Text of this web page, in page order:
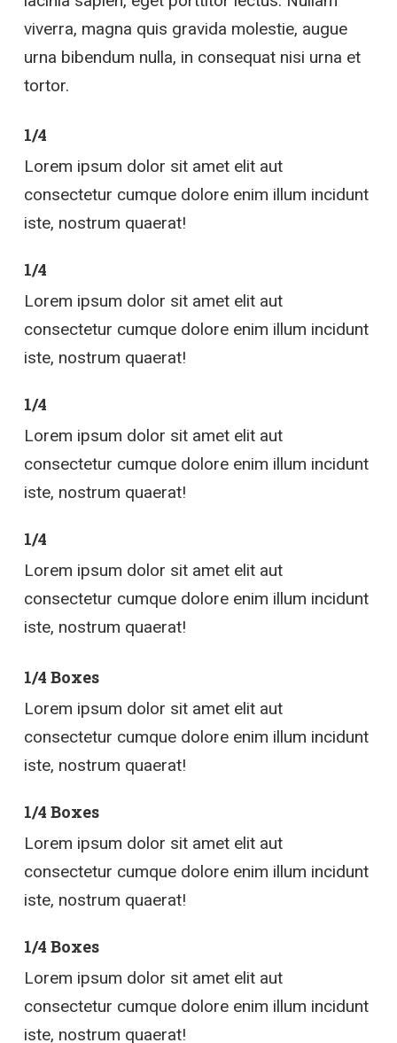
viverra, magna quis gravida molestie, augue
urna bibendum nulla, in consequat nisi urna et
tortor.
1/4
Lorem ipsum dolor sit amet elit aut
consectetur cumque dolore enim illum incidunt
iste, nostrum quaerat!
1/4
Lorem ipsum dolor sit amet elit aut
consectetur cumque dolore enim illum incidunt
iste, nostrum quaerat!
1/4
Lorem ipsum dolor sit amet elit aut
consectetur cumque dolore enim illum incidunt
iste, nostrum quaerat!
1/4
Lorem ipsum dolor sit amet elit aut
consectetur cumque dolore enim illum incidunt
iste, nostrum quaerat!
1/4 Boxes
Lorem ipsum dolor sit amet elit aut
consectetur cumque dolore enim illum incidunt
iste, nostrum quaerat!
1/4 Boxes
Lorem ipsum dolor sit amet elit aut
consectetur cumque dolore enim illum incidunt
iste, nostrum quaerat!
1/4 Boxes
Lorem ipsum dolor sit amet elit aut
consectetur cumque dolore enim illum incidunt
iste, nostrum quaerat!